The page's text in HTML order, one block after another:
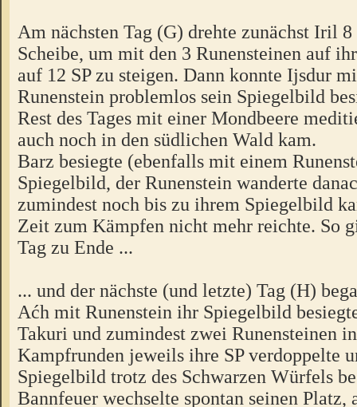
Am nächsten Tag (G) drehte zunächst Iril
Scheibe, um mit den 3 Runensteinen auf
auf 12 SP zu steigen. Dann konnte Ijsdur
Runenstein problemlos sein Spiegelbild
Rest des Tages mit einer Mondbeere
auch noch in den südlichen Wald kam.
Barz besiegte (ebenfalls mit einem
Spiegelbild, der Runenstein wanderte
zumindest noch bis zu ihrem Spiegelbild
Zeit zum Kämpfen nicht mehr reichte. So
Tag zu Ende ...
... und der nächste (und letzte) Tag (H)
Aćh mit Runenstein ihr Spiegelbild
Takuri und zumindest zwei Runensteinen
Kampfrunden jeweils ihre SP verdoppelte
Spiegelbild trotz des Schwarzen Würfels
Bannfeuer wechselte spontan seinen Platz,